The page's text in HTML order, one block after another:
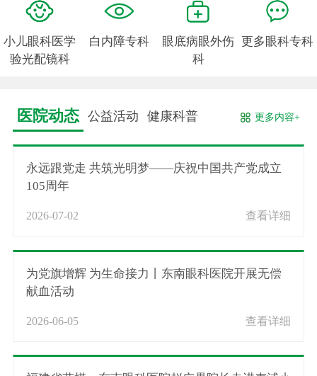
小儿眼科医学
验光配镜科
白内障专科
眼底病眼外伤
科
更多眼科专科
医院动态 公益活动 健康科普 更多内容+
永远跟党走 共筑光明梦——庆祝中国共产党成立
105周年
2026-07-02 查看详细
为党旗增辉 为生命接力丨东南眼科医院开展无偿
献血活动
2026-06-05 查看详细